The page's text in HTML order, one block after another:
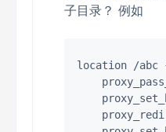
子目录？ 例如
location /abc